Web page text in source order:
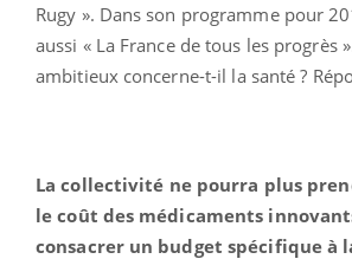
Rugy ». Dans son programme pour
aussi « La France de tous les progrès
ambitieux concerne-t-il la santé ?
La collectivité ne pourra plus
le coût des médicaments
consacrer un budget spécifique à